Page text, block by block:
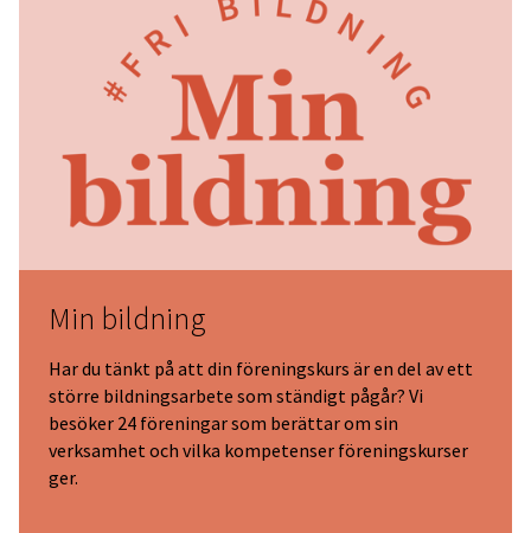
Min bildning
Har du tänkt på att din föreningskurs är en del av ett
större bildningsarbete som ständigt pågår? Vi
besöker 24 föreningar som berättar om sin
verksamhet och vilka kompetenser föreningskurser
ger.